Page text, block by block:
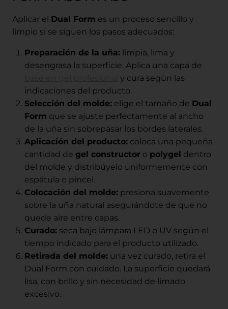
Aplicar el Dual Form es un proceso sencillo y
limpio si se siguen los pasos adecuados:
Preparación de la uña: limpia, lima y
desengrasa la superficie. Aplica una capa de
y cura según las
indicaciones del producto.
Selección del molde: elige el tamaño de Dual
Form que se ajuste perfectamente al ancho
de la uña sin sobrepasar los bordes laterales.
Aplicación del producto: coloca una pequeña
cantidad de gel constructor o polygel dentro
del molde y distribúyelo uniformemente con
espátula o pincel.
Colocación del molde: presiona suavemente
sobre la uña natural asegurándote de que no
quede aire entre capas.
Curado: seca bajo lámpara LED o UV según el
tiempo indicado para el producto utilizado.
Retirada del molde: una vez curado, retira el
Dual Form con cuidado. La superficie quedará
lisa, con brillo y sin necesidad de limado
excesivo.